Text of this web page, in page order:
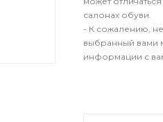
салонах обуви.
- К сожалению,
выбранный вами
информации с